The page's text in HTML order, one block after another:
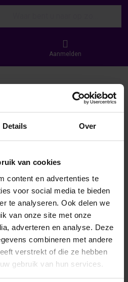
Details Over
van cookies
content en advertenties te
voor social media te bieden
te analyseren. Ook delen we
van onze site met onze
adverteren en analyse. Deze
combineren met andere
verstrekt of die ze hebben
gebruik van hun services.
Aanmelden